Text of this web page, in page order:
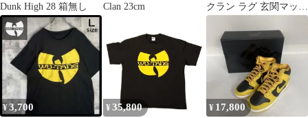
Dunk High 28 箱無し
Clan 23cm
クラン ラグ 玄関マット
雑貨 インテリア
¥3,700 ¥ 35,800 ¥ 17,800